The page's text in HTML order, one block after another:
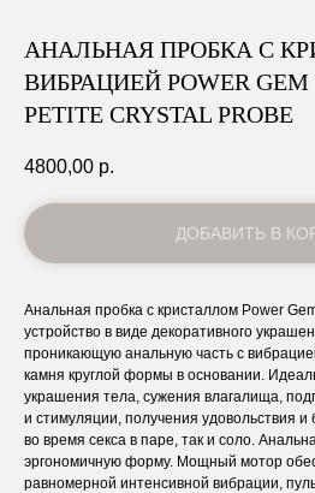
АНАЛЬНАЯ ПРОБКА С
ВИБРАЦИЕЙ POWER GEM
PETITE CRYSTAL PROBE
4800,00 р.
ДОБАВИТЬ В
Анальная пробка с кристаллом Power
устройство в виде декоративного
проникающую анальную часть с
камня круглой формы в основании.
украшения тела, сужения влагалища,
и стимуляции, получения удовольствия
во время секса в паре, так и соло.
эргономичную форму. Мощный мотор
равномерной интенсивной вибрации,